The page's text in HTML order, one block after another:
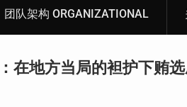
团队架构 ORGANIZATIONAL
在地方当局的袒护下贿选